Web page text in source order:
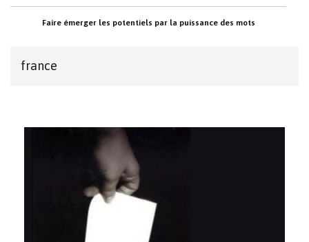
Faire émerger les potentiels par la puissance des mots
france